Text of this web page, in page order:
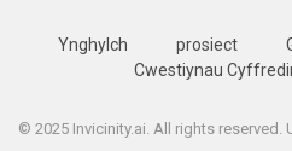
Ynghylch prosiect
Cwestiynau
© 2025 Invicinity.ai. All rights